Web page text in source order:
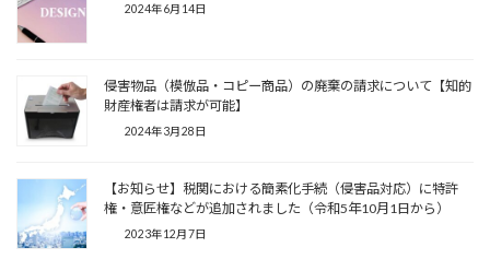
2024年6月14日
侵害物品（模倣品・コピー商品）の廃棄の請求について【知的
財産権者は請求が可能】
2024年3月28日
【お知らせ】税関における簡素化手続（侵害品対応）に特許
権・意匠権などが追加されました（令和5年10月1日から）
2023年12月7日